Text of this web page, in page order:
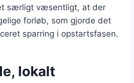
særligt væsentligt, at der
forløb, som gjorde det
sparring i opstartsfasen.
lokalt